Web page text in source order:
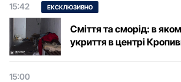
15:42 ЕКСКЛЮЗИВНО
Сміття та сморід: в
укриття в центрі
15:00